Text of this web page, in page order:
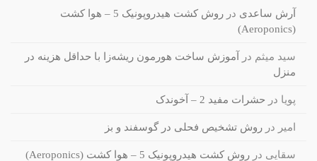
آرش ساعدی در
روش کشت هیدروپونیک 5 – هوا کشت
(Aeroponics)
سید میثم در
آموزش ساخت هورمون ریشه‌زا با حداقل هزینه در
منزل
پویا در حشرات مفید 2 – آخوندک
امیر در روش تشخیص فحلی در گوسفند و بز
سقایی در روش کشت هیدروپونیک 5 – هوا کشت (Aeroponics)